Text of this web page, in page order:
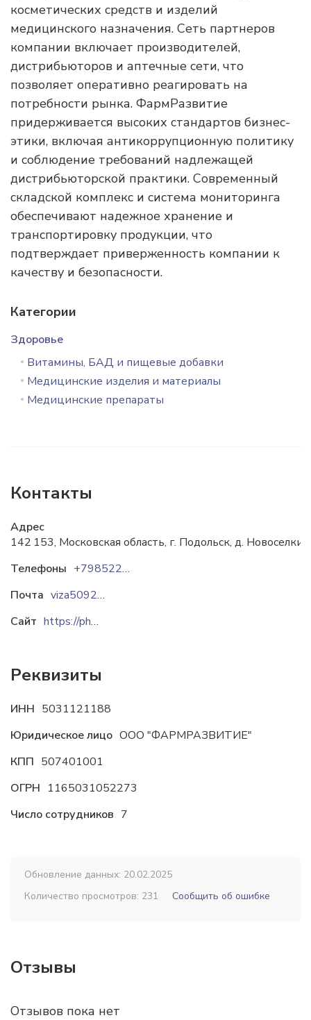
косметических средств и изделий
медицинского назначения. Сеть партнеров
компании включает производителей,
дистрибьюторов и аптечные сети, что
позволяет оперативно реагировать на
потребности рынка. ФармРазвитие
придерживается высоких стандартов бизнес-
этики, включая антикоррупционную политику
и соблюдение требований надлежащей
дистрибьюторской практики. Современный
складской комплекс и система мониторинга
обеспечивают надежное хранение и
транспортировку продукции, что
подтверждает приверженность компании к
качеству и безопасности.
Категории
Здоровье
Витамины, БАД и пищевые добавки
Медицинские изделия и материалы
Медицинские препараты
Контакты
Адрес
142 153, Московская область, г. Подольск, д.
Телефоны
+79852260345
Почта
viza5092@yandex.ru
Сайт
https://pharmdev.ru
Реквизиты
ИНН 5031121188
Юридическое лицо ООО "ФАРМРАЗВИТИЕ"
КПП 507401001
ОГРН 1165031052273
Число сотрудников 7
Обновление данных: 20.02.2025
Количество просмотров: 231
Сообщить об ошибке
Отзывы
Отзывов пока нет